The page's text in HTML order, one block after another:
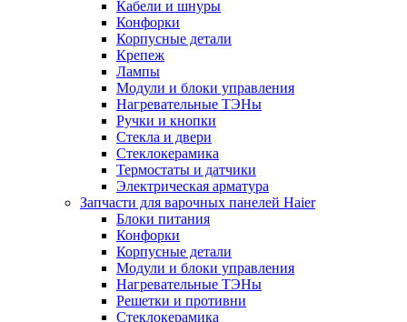
Кабели и шнуры
Конфорки
Корпусные детали
Крепеж
Лампы
Модули и блоки управления
Нагревательные ТЭНы
Ручки и кнопки
Стекла и двери
Стеклокерамика
Термостаты и датчики
Электрическая арматура
Запчасти для варочных панелей Haier
Блоки питания
Конфорки
Корпусные детали
Модули и блоки управления
Нагревательные ТЭНы
Решетки и противни
Стеклокерамика